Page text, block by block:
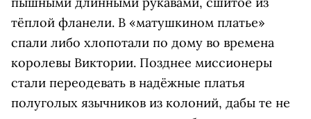
тёплой фланели. В «матушкином платье»
спали либо хлопотали по дому во времена
королевы Виктории. Позднее миссионеры
стали переодевать в надёжные платья
полуголых язычников из колоний, дабы те не